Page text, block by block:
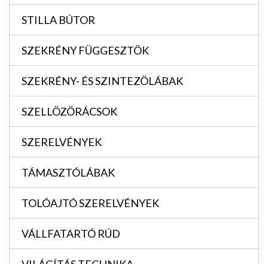
STILLA BÚTOR
SZEKRÉNY FÜGGESZTÖK
SZEKRÉNY- ÉS SZINTEZÖLÁBAK
SZELLÖZÖRÁCSOK
SZERELVÉNYEK
TÁMASZTÓLÁBAK
TOLÓAJTÓ SZERELVÉNYEK
VÁLLFATARTÓ RÚD